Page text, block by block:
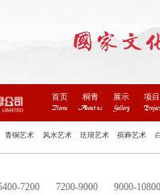
首页
Home
桐青
About us
展示
Gallery
项目
Project
青铜艺术 风水艺术 珐琅艺术 殡葬艺术
7200 7200-9000 9000-10800